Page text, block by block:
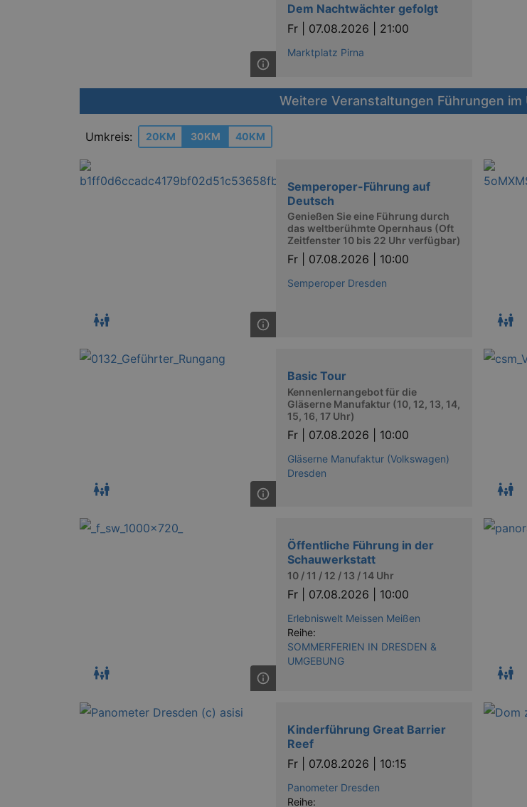
Dem Nachtwächter gefolgt
Fr | 07.08.2026 | 21:00
Marktplatz Pirna
Weitere Veranstaltungen Führungen
Umkreis: 20KM 30KM 40KM
Semperoper-Führung auf
Deutsch
Genießen Sie eine Führung durch
das weltberühmte Opernhaus (Oft
Zeitfenster 10 bis 22 Uhr verfügbar)
Fr | 07.08.2026 | 10:00
Semperoper Dresden
Basic Tour
Kennenlernangebot für die
Gläserne Manufaktur (10, 12, 13, 14,
15, 16, 17 Uhr)
Fr | 07.08.2026 | 10:00
Gläserne Manufaktur (Volkswagen)
Dresden
Öffentliche Führung in der
Schauwerkstatt
10 / 11 / 12 / 13 / 14 Uhr
Fr | 07.08.2026 | 10:00
Erlebniswelt Meissen Meißen
Reihe:
SOMMERFERIEN IN DRESDEN &
UMGEBUNG
Kinderführung Great Barrier
Reef
Fr | 07.08.2026 | 10:15
Panometer Dresden
Reihe: